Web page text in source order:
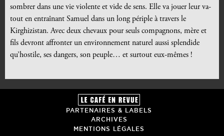
sombrer dans une vie violente et vide de sens. Elle va jouer leur va-
tout en entraînant Samuel dans un long périple à travers le
Kirghizistan. Avec deux chevaux pour seuls compagnons, mère et
fils devront affronter un environnement naturel aussi splendide
qu’hostile, ses dangers, son peuple… et surtout eux-mêmes !
PARTENAIRES & LABELS
ARCHIVES
MENTIONS LÉGALES